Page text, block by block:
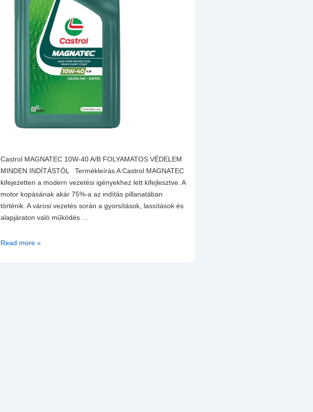
Castrol MAGNATEC 10W-40 A/B FOLYAMATOS VÉDELEM
MINDEN INDÍTÁSTÓL Termékleírás A Castrol MAGNATEC
kifejezetten a modern vezetési igényekhez lett kifejlesztve. A
motor kopásának akár 75%-a az indítás pillanatában
történik. A városi vezetés során a gyorsítások, lassítások és
alapjáraton való működés …
Castrol
Read more »